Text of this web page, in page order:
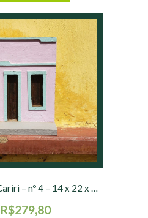
Fachada do Cariri – nº 4 – 14 x 22 x 8 cm
R$279,80